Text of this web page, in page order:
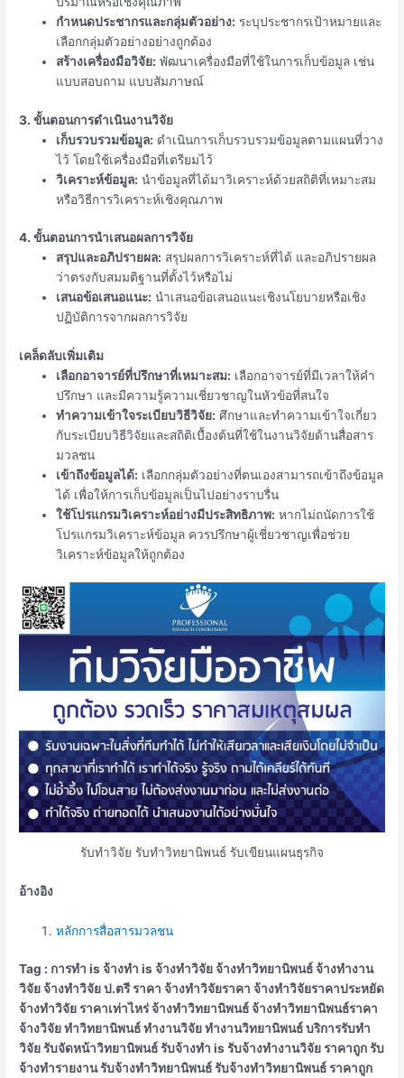
กำหนดประชากรและกลุ่มตัวอย่าง: ระบุประชากรเป้าหมายและ
เลือกกลุ่มตัวอย่างอย่างถูกต้อง
สร้างเครื่องมือวิจัย: พัฒนาเครื่องมือที่ใช้ในการเก็บข้อมูล เช่น
แบบสอบถาม แบบสัมภาษณ์
3. ขั้นตอนการดำเนินงานวิจัย
เก็บรวบรวมข้อมูล: ดำเนินการเก็บรวบรวมข้อมูลตามแผนที่วาง
ไว้ โดยใช้เครื่องมือที่เตรียมไว้
วิเคราะห์ข้อมูล: นำข้อมูลที่ได้มาวิเคราะห์ด้วยสถิติที่เหมาะสม
หรือวิธีการวิเคราะห์เชิงคุณภาพ
4. ขั้นตอนการนำเสนอผลการวิจัย
สรุปและอภิปรายผล: สรุปผลการวิเคราะห์ที่ได้ และอภิปรายผล
ว่าตรงกับสมมติฐานที่ตั้งไว้หรือไม่
เสนอข้อเสนอแนะ: นำเสนอข้อเสนอแนะเชิงนโยบายหรือเชิง
ปฏิบัติการจากผลการวิจัย
เคล็ดลับเพิ่มเติม
เลือกอาจารย์ที่ปรึกษาที่เหมาะสม: เลือกอาจารย์ที่มีเวลาให้คำ
ปรึกษา และมีความรู้ความเชี่ยวชาญในหัวข้อที่สนใจ
ทำความเข้าใจระเบียบวิธีวิจัย: ศึกษาและทำความเข้าใจเกี่ยว
กับระเบียบวิธีวิจัยและสถิติเบื้องต้นที่ใช้ในงานวิจัยด้านสื่อสาร
มวลชน
เข้าถึงข้อมูลได้: เลือกกลุ่มตัวอย่างที่ตนเองสามารถเข้าถึงข้อมูล
ได้ เพื่อให้การเก็บข้อมูลเป็นไปอย่างราบรื่น
ใช้โปรแกรมวิเคราะห์อย่างมีประสิทธิภาพ: หากไม่ถนัดการใช้
โปรแกรมวิเคราะห์ข้อมูล ควรปรึกษาผู้เชี่ยวชาญเพื่อช่วย
วิเคราะห์ข้อมูลให้ถูกต้อง
รับทำวิจัย รับทำวิทยานิพนธ์ รับเขียนแผนธุรกิจ
อ้างอิง
หลักการสื่อสารมวลชน
Tag : การทำ is จ้างทำ is จ้างทำวิจัย จ้างทำวิทยานิพนธ์ จ้างทํางาน
วิจัย จ้างทําวิจัย ป.ตรี ราคา จ้างทําวิจัยราคา จ้างทําวิจัยราคาประหยัด
จ้างทําวิจัย ราคาเท่าไหร่ จ้างทําวิทยานิพนธ์ จ้างทําวิทยานิพนธ์ราคา
จ้างวิจัย ทําวิทยานิพนธ์ ทำงานวิจัย ทำงานวิทยานิพนธ์ บริการรับทำ
วิจัย รับจัดหน้าวิทยานิพนธ์ รับจ้างทำ is รับจ้างทํางานวิจัย ราคาถูก รับ
จ้างทํารายงาน รับจ้างทําวิทยานิพนธ์ รับจ้างทําวิทยานิพนธ์ ราคาถูก